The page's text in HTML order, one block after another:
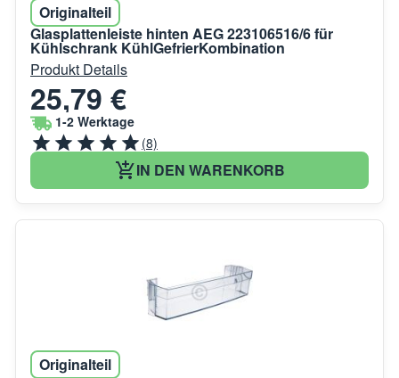
Originalteil
Glasplattenleiste hinten AEG 223106516/6 für
Kühlschrank KühlGefrierKombination
Produkt Details
25,79 €
1-2 Werktage
(8)
IN DEN WARENKORB
Originalteil